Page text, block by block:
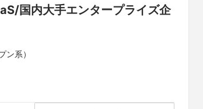
国内大手エンタープライズ企
系）